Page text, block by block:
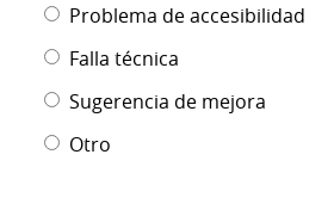
Problema de accesibilidad
Falla técnica
Sugerencia de mejora
Otro